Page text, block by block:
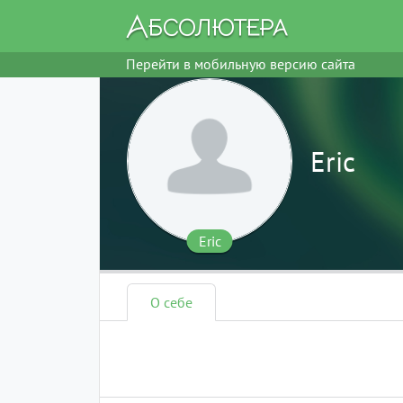
Перейти в мобильную версию сайта
Eric
Eric
О себе